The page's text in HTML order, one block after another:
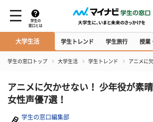
学生の
窓口とは
大学生活 学生トレンド 学生旅行 授業
学生の窓口トップ 大学生活 学生トレンド アニメに
アニメに欠かせない！ 少年役が素
女性声優7選！
学生の窓口編集部